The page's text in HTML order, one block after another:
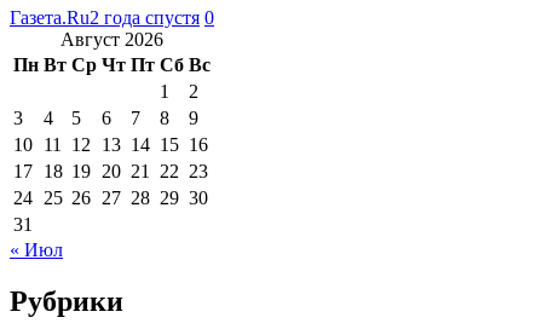
Газета.Ru2 года спустя 0
Август 2026
Пн Вт Ср Чт Пт Сб Вс
1
2
3
4 5 6 7 8
9
10 11 12 13 14 15 16
17 18 19 20 21 22 23
24 25 26 27 28 29 30
31
« Июл
Рубрики